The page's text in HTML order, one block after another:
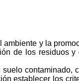
y la
de los residuos
contaminado,
establecer los